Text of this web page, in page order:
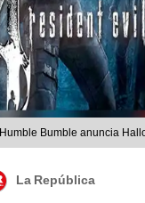
Humble Bumble anuncia
La República